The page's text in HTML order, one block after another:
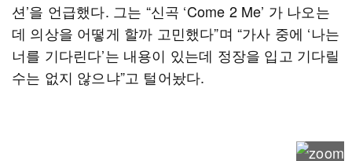
션’을 언급했다. 그는 “신곡 ‘Come 2 Me’ 가 나오는
데 의상을 어떻게 할까 고민했다”며 “가사 중에 ‘나는
너를 기다린다’는 내용이 있는데 정장을 입고 기다릴
수는 없지 않으냐”고 털어놨다.